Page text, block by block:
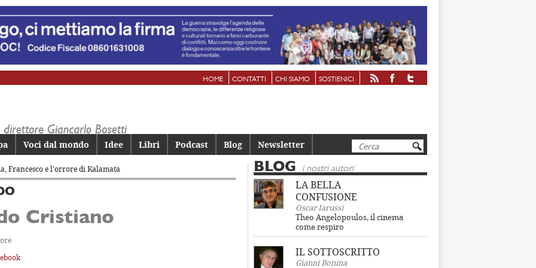
HOME CONTATTI CHI SIAMO SOSTIENICI
Cerca
Voci dal mondo Idee Libri Podcast Blog Newsletter
Francesco e l’orrore di Kalamata
Cristiano
BLOG i nostri autori
LA BELLA
CONFUSIONE
Oscar Iarussi
Theo Angelopoulos, il cinema
come respiro
IL SOTTOSCRITTO
Gianni Bonina